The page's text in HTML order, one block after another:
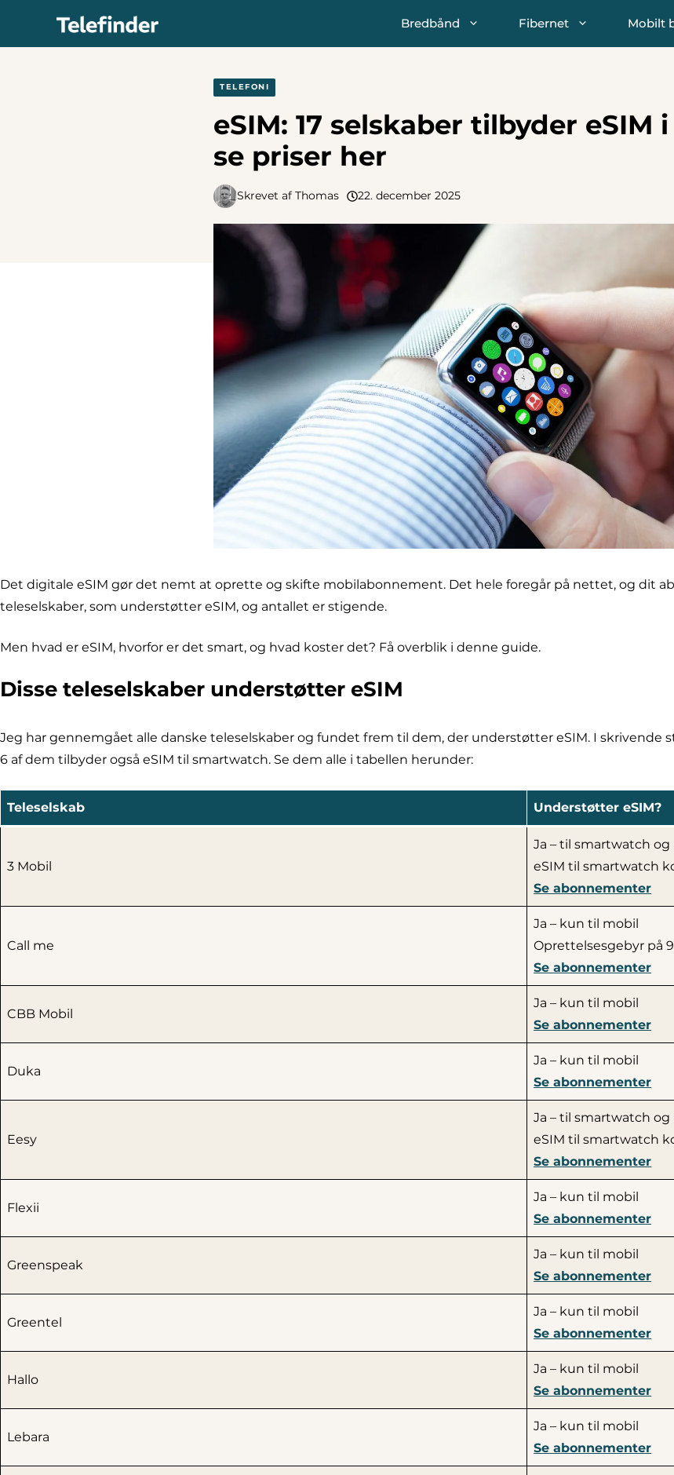
Bredbånd Fibernet Mobilt
TELEFONI
eSIM: 17 selskaber tilbyder eSIM
se priser her
Skrevet af Thomas 22. december 2025
Det digitale eSIM gør det nemt at oprette og skifte mobilabonnement. Det hele foregår på nettet, og dit
teleselskaber, som understøtter eSIM, og antallet er stigende.
Men hvad er eSIM, hvorfor er det smart, og hvad koster det? Få overblik i denne guide.
Disse teleselskaber understøtter eSIM
Jeg har gennemgået alle danske teleselskaber og fundet frem til dem, der understøtter eSIM. I skrivende
6 af dem tilbyder også eSIM til smartwatch. Se dem alle i tabellen herunder:
Teleselskab Understøtter eSIM?
3 Mobil
Ja – til smartwatch og
eSIM til smartwatch
Se abonnementer
Call me
Ja – kun til mobil
Oprettelsesgebyr på
Se abonnementer
CBB Mobil
Ja – kun til mobil
Se abonnementer
Duka
Ja – kun til mobil
Se abonnementer
Eesy
Ja – til smartwatch og
eSIM til smartwatch
Se abonnementer
Flexii
Ja – kun til mobil
Se abonnementer
Greenspeak
Ja – kun til mobil
Se abonnementer
Greentel
Ja – kun til mobil
Se abonnementer
Hallo
Ja – kun til mobil
Se abonnementer
Lebara
Ja – kun til mobil
Se abonnementer